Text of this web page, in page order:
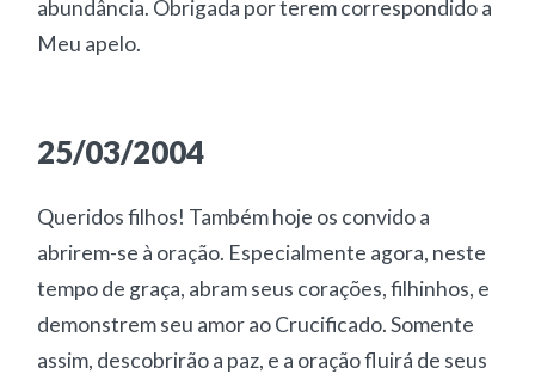
abundância. Obrigada por terem correspondido a
Meu apelo.
25/03/2004
Queridos filhos! Também hoje os convido a
abrirem-se à oração. Especialmente agora, neste
tempo de graça, abram seus corações, filhinhos, e
demonstrem seu amor ao Crucificado. Somente
assim, descobrirão a paz, e a oração fluirá de seus